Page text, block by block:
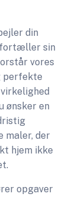
din
fortæller sin
vores
perfekte
ønsker en
maler, der
hjem ikke
opgaver